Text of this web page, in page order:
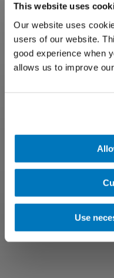
This website uses
Our website uses
users of our website.
good experience when
allows us to improve
Use